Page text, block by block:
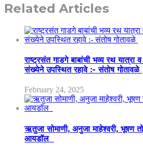
Related Articles
राष्ट्रसंत गाडगे बाबांची भव्य रथ यात्रा
संख्येने उपस्थित रहावे :- संतोष गोतावळे
February 24, 2025
ऋतुजा सोमाणी, अनुजा माहेश्वरी, भूषण
आयडॉल